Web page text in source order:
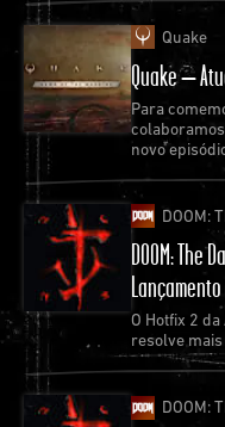
Para quem perdeu
de SIGIL com John
aniversário de
Confiram os
hoje mesmo!
Quake
Quake –
Para
novo
como uma
DOOM:
DOOM: The
O Hotfix 2
resolve
DOOM: